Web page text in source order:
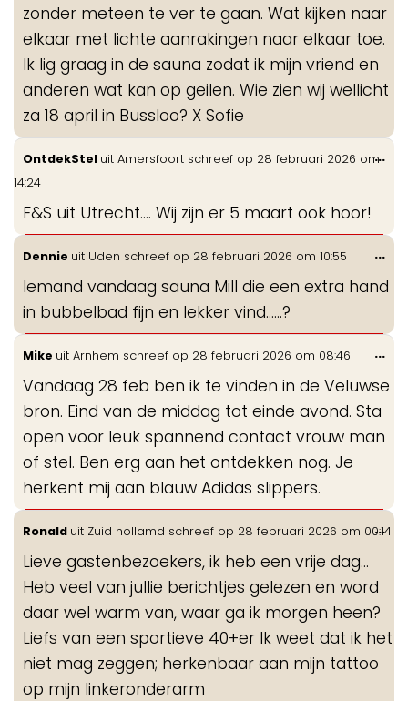
zonder meteen te ver te gaan. Wat kijken naar
elkaar met lichte aanrakingen naar elkaar toe.
Ik lig graag in de sauna zodat ik mijn vriend en
anderen wat kan op geilen. Wie zien wij wellicht
za 18 april in Bussloo? X Sofie
OntdekStel uit Amersfoort schreef op 28 februari 2026 om
14:24
F&S uit Utrecht.... Wij zijn er 5 maart ook hoor!
...
Dennie uit Uden schreef op 28 februari 2026 om 10:55
Iemand vandaag sauna Mill die een extra hand
in bubbelbad fijn en lekker vind……?
...
Mike uit Arnhem schreef op 28 februari 2026 om 08:46
Vandaag 28 feb ben ik te vinden in de Veluwse
bron. Eind van de middag tot einde avond. Sta
open voor leuk spannend contact vrouw man
of stel. Ben erg aan het ontdekken nog. Je
herkent mij aan blauw Adidas slippers.
...
Ronald uit Zuid hollamd schreef op 28 februari 2026 om 00:14
Lieve gastenbezoekers, ik heb een vrije dag...
Heb veel van jullie berichtjes gelezen en word
daar wel warm van, waar ga ik morgen heen?
Liefs van een sportieve 40+er Ik weet dat ik het
niet mag zeggen; herkenbaar aan mijn tattoo
op mijn linkeronderarm
...